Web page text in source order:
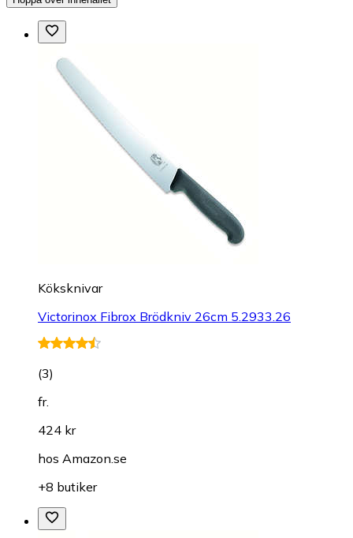
Köksknivar
Victorinox Fibrox Brödkniv 26cm 5.2933.26
(3)
fr.
424 kr
hos Amazon.se
+8 butiker